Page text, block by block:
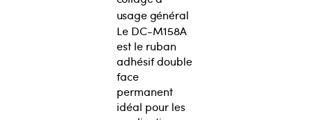
usage général
Le DC-M158A
est le ruban
adhésif double
face
permanent
idéal pour les